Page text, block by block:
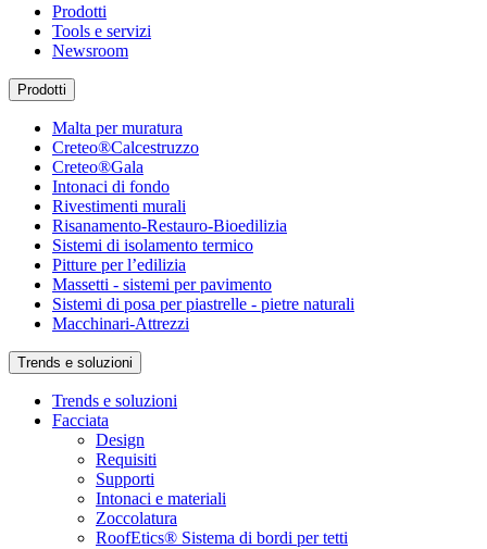
Prodotti
Tools e servizi
Newsroom
Prodotti
Malta per muratura
Creteo®Calcestruzzo
Creteo®Gala
Intonaci di fondo
Rivestimenti murali
Risanamento-Restauro-Bioedilizia
Sistemi di isolamento termico
Pitture per l’edilizia
Massetti - sistemi per pavimento
Sistemi di posa per piastrelle - pietre naturali
Macchinari-Attrezzi
Trends e soluzioni
Trends e soluzioni
Facciata
Design
Requisiti
Supporti
Intonaci e materiali
Zoccolatura
RoofEtics® Sistema di bordi per tetti